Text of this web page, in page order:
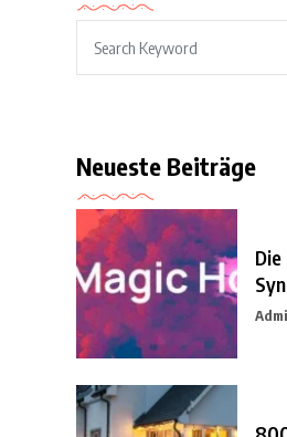
Neueste Beiträge